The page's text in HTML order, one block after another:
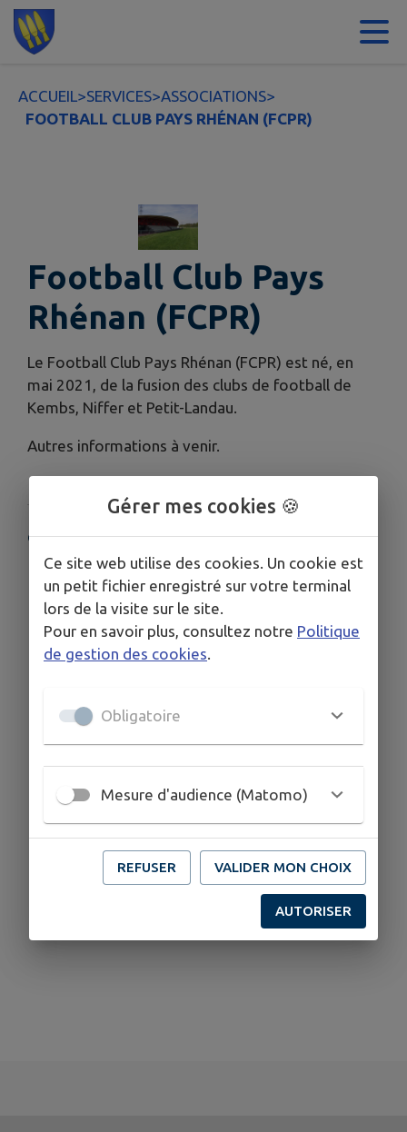
Contenu
ACCUEIL>SERVICES>ASSOCIATIONS>
FOOTBALL CLUB PAYS RHÉNAN (FCPR)
Football Club Pays
Rhénan (FCPR)
Le Football Club Pays Rhénan (FCPR) est né, en
mai 2021, de la fusion des clubs de football de
Kembs, Niffer et Petit-Landau.
Autres informations à venir.
COORDONNÉES
Rue de Habsheim, 68680 Niffer
Gérer mes cookies 🍪
Ce site web utilise des cookies. Un cookie est
un petit fichier enregistré sur votre terminal
lors de la visite sur le site.
Pour en savoir plus, consultez notre Politique
de gestion des cookies
Obligatoire
Mesure d'audience (Matomo)
REFUSER VALIDER MON CHOIX
AUTORISER